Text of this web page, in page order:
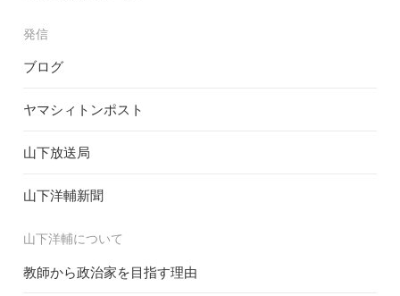
発信
ブログ
ヤマシィトンポスト
山下放送局
山下洋輔新聞
山下洋輔について
教師から政治家を目指す理由